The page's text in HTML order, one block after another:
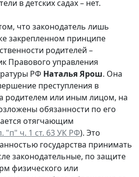
в детских садах – нет.
что законодатель лишь
закрепленном принципе
родителей –
Правового управления
РФ Наталья Ярош. Она
преступления в
родителем или иным лицом, на
обязанности по его
отягчающим
"п" ч. 1 ст. 63 УК РФ). Это
государства принимать
законодательные, по защите
физического или